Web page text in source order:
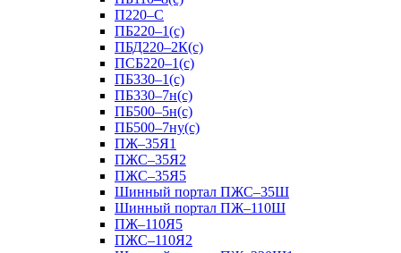
П220–С
ПБ220–1(с)
ПБД220–2К(с)
ПСБ220–1(с)
ПБ330–1(с)
ПБ330–7н(с)
ПБ500–5н(с)
ПБ500–7ну(с)
ПЖ–35Я1
ПЖС–35Я2
ПЖС–35Я5
Шинный портал ПЖС–35Ш
Шинный портал ПЖ–110Ш
ПЖ–110Я5
ПЖС–110Я2